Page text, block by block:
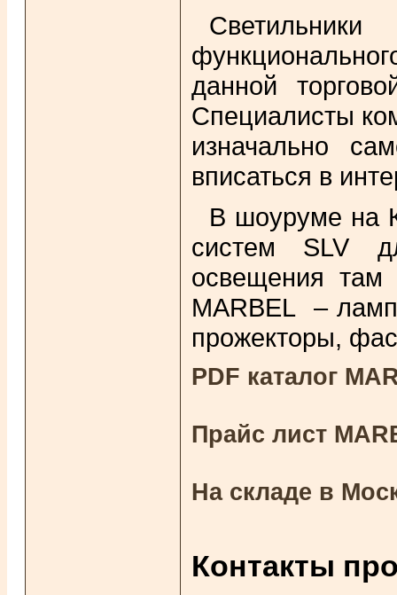
Светильники
данной
Специалисты
изначально
вписаться в
В шоуруме на
систем SLV
освещения
MARBEL –
прожекторы,
PDF каталог
Прайс лист
На складе в
Контакты